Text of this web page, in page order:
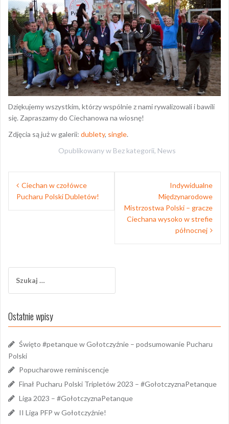
Dziękujemy wszystkim, którzy wspólnie z nami rywalizowali i bawili
się. Zapraszamy do Ciechanowa na wiosnę!
Zdjęcia są już w galerii: dublety, single.
Opublikowany w Bez kategorii, News
Nawigacja
wpisu
Ciechan w czołówce
Pucharu Polski Dubletów!
Indywidualne
Międzynarodowe
Mistrzostwa Polski – gracze
Ciechana wysoko w strefie
północnej
Ostatnie wpisy
Święto #petanque w Gołotczyźnie – podsumowanie Pucharu
Polski
Popucharowe reminiscencje
Finał Pucharu Polski Tripletów 2023 – #GołotczyznaPetanque
Liga 2023 – #GołotczyznaPetanque
II Liga PFP w Gołotczyźnie!